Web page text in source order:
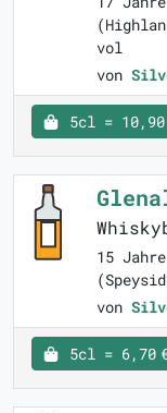
vol
von
5cl = 10,90
15
von
5cl = 6,70